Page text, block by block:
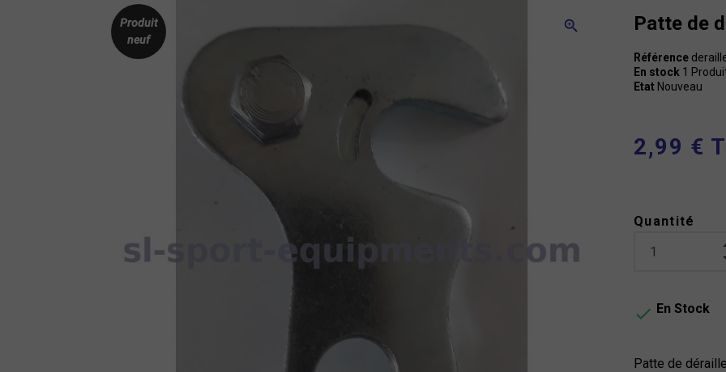
zoom_in
Produit
neuf
Patte de
Référence
En stock 1
Etat Nouveau
2,99 €
Quantité
 En Stock
Patte de